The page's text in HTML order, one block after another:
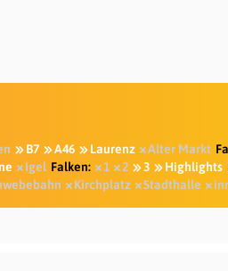
B7 A46 Laurenz Alter Markt
Igel Falken: 1 2 3 Highlights
Kirchplatz Stadthalle